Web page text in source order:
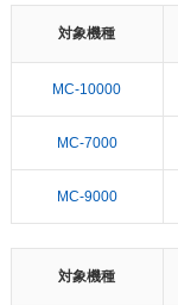
対象機種
MC-10000
MC-7000
MC-9000
対象機種